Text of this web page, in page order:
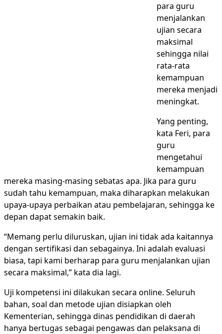
para guru
menjalankan
ujian secara
maksimal
sehingga nilai
rata-rata
kemampuan
mereka menjadi
meningkat.
Yang penting,
kata Feri, para
guru
mengetahui
kemampuan
mereka masing-masing sebatas apa. Jika para guru
sudah tahu kemampuan, maka diharapkan melakukan
upaya-upaya perbaikan atau pembelajaran, sehingga ke
depan dapat semakin baik.
“Memang perlu diluruskan, ujian ini tidak ada kaitannya
dengan sertifikasi dan sebagainya. Ini adalah evaluasi
biasa, tapi kami berharap para guru menjalankan ujian
secara maksimal,” kata dia lagi.
Uji kompetensi ini dilakukan secara online. Seluruh
bahan, soal dan metode ujian disiapkan oleh
Kementerian, sehingga dinas pendidikan di daerah
hanya bertugas sebagai pengawas dan pelaksana di